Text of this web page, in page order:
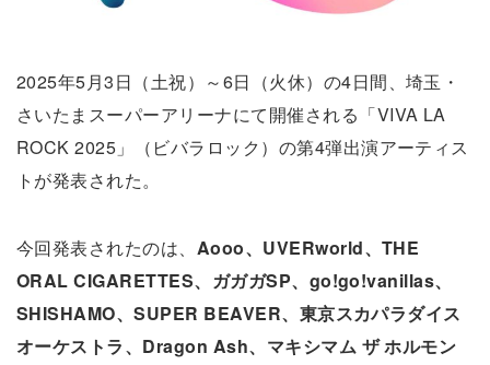
2025年5月3日（土祝）～6日（火休）の4日間、埼玉・
さいたまスーパーアリーナにて開催される「VIVA LA
ROCK 2025」（ビバラロック）の第4弾出演アーティス
トが発表された。
今回発表されたのは、 Aooo、UVERworld、THE
ORAL CIGARETTES、ガガガSP、go!go!vanillas、
SHISHAMO、SUPER BEAVER、東京スカパラダイス
オーケストラ、Dragon Ash、マキシマム ザ ホルモン